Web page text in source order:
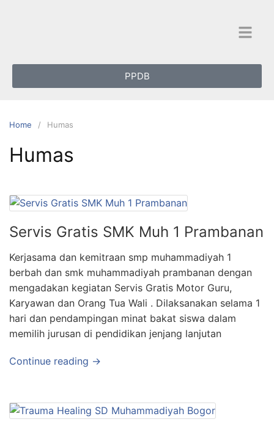
PPDB
Home Humas
Humas
Servis Gratis SMK Muh 1 Prambanan
Kerjasama dan kemitraan smp muhammadiyah 1
berbah dan smk muhammadiyah prambanan dengan
mengadakan kegiatan Servis Gratis Motor Guru,
Karyawan dan Orang Tua Wali . Dilaksanakan selama 1
hari dan pendampingan minat bakat siswa dalam
memilih jurusan di pendidikan jenjang lanjutan
Continue reading →